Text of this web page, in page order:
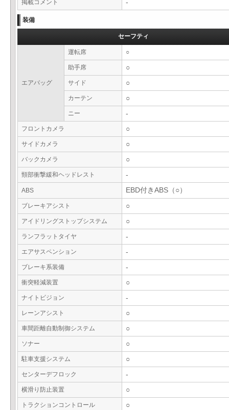
掲載コメント -
装備
セーフティ
エアバッグ
運転席 ○
助手席 ○
サイド ○
カーテン ○
ニー -
フロントカメラ ○
サイドカメラ ○
バックカメラ ○
頸部衝撃緩和ヘッドレスト -
ABS EBD付きABS（○）
ブレーキアシスト ○
アイドリングストップシステム ○
ランフラットタイヤ -
エアサスペンション -
ブレーキ系装備 -
衝突軽減装置 ○
ナイトビジョン -
レーンアシスト ○
車間距離自動制御システム ○
ソナー ○
駐車支援システム ○
センターデフロック -
横滑り防止装置 ○
トラクションコントロール ○